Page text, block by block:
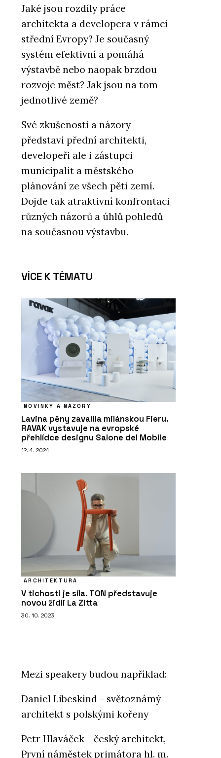
Jaké jsou rozdíly práce
architekta a developera v rámci
střední Evropy? Je současný
systém efektivní a pomáhá
výstavbě nebo naopak brzdou
rozvoje měst? Jak jsou na tom
jednotlivé země?
Své zkušenosti a názory
představí přední architekti,
developeři ale i zástupci
municipalit a městského
plánování ze všech pěti zemí.
Dojde tak atraktivní konfrontaci
různých názorů a úhlů pohledů
na současnou výstavbu.
VÍCE K TÉMATU
NOVINKY A NÁZORY
Lavina pěny zavalila milánskou Fieru.
RAVAK vystavuje na evropské
přehlídce designu Salone del Mobile
12. 4. 2024
ARCHITEKTURA
V tichosti je síla. TON představuje
novou židli La Zitta
30. 10. 2023
Mezi speakery budou například:
Daniel Libeskind - světoznámý
architekt s polskými kořeny
Petr Hlaváček - český architekt,
První náměstek primátora hl. m.